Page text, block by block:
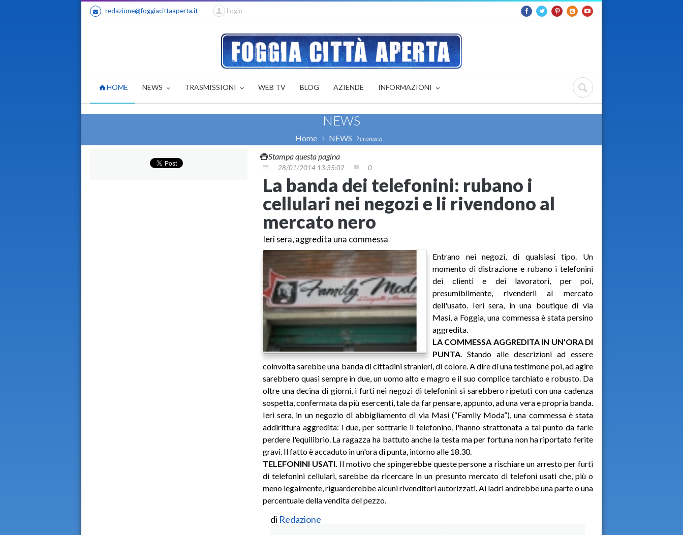
redazione@foggiacittaaperta.it Login
HOME NEWS TRASMISSIONI WEB TV BLOG AZIENDE INFORMAZIONI
NEWS
Home NEWS cronaca
Stampa questa pagina
28/01/2014 13:35:02 0
La banda dei telefonini: rubano i
cellulari nei negozi e li rivendono al
mercato nero
Ieri sera, aggredita una commessa
Entrano nei negozi, di qualsiasi tipo. Un
momento di distrazione e rubano i telefonini
dei clienti e dei lavoratori, per poi,
presumibilmente, rivenderli al mercato
dell'usato. Ieri sera, in una boutique di via
Masi, a Foggia, una commessa è stata persino
aggredita.
LA COMMESSA AGGREDITA IN UN'ORA DI
PUNTA. Stando alle descrizioni ad essere
coinvolta sarebbe una banda di cittadini stranieri, di colore. A dire di una testimone poi, ad agire
sarebbero quasi sempre in due, un uomo alto e magro e il suo complice tarchiato e robusto. Da
oltre una decina di giorni, i furti nei negozi di telefonini si sarebbero ripetuti con una cadenza
sospetta, confermata da più esercenti, tale da far pensare, appunto, ad una vera e propria banda.
Ieri sera, in un negozio di abbigliamento di via Masi (“Family Moda”), una commessa è stata
addirittura aggredita: i due, per sottrarle il telefonino, l'hanno strattonata a tal punto da farle
perdere l'equilibrio. La ragazza ha battuto anche la testa ma per fortuna non ha riportato ferite
gravi. Il fatto è accaduto in un'ora di punta, intorno alle 18.30.
TELEFONINI USATI. Il motivo che spingerebbe queste persone a rischiare un arresto per furti
di telefonini cellulari, sarebbe da ricercare in un presunto mercato di telefoni usati che, più o
meno legalmente, riguarderebbe alcuni rivenditori autorizzati. Ai ladri andrebbe una parte o una
percentuale della vendita del pezzo.
di Redazione